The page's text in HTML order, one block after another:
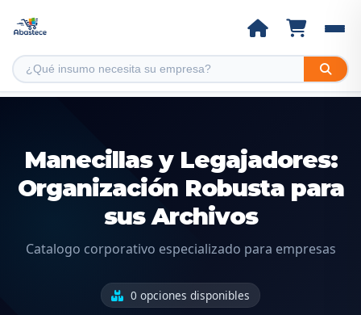
Manecillas y Legajadores:
Organización Robusta para
sus Archivos
Catalogo corporativo especializado para empresas
0 opciones disponibles